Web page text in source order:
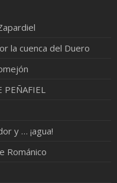
la cuenca del Duero
PEÑAFIEL
y … ¡agua!
Románico